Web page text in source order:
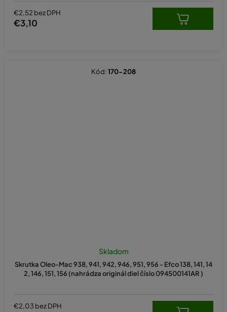
€2,52 bez DPH
€3,10
Skrutka Oleo-Mac 938, 941, 942, 946, 951, 956 - Efco 138, 141, 14
2, 146, 151, 156 (nahrádza originál diel číslo 094500141AR )
Skladom
€2,03 bez DPH
Kód:170-208